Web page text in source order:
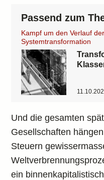
Passend zum
Kampf um den Verlauf
Systemtransformation
Und die gesamten
Gesellschaften
Steuern
ein